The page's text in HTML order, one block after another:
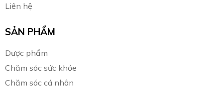
Liên hệ
SẢN PHẨM
Dược phẩm
Chăm sóc sức khỏe
Chăm sóc cá nhân